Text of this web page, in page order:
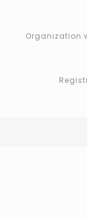
Organization